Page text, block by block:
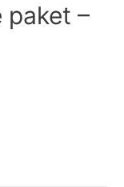
paket –